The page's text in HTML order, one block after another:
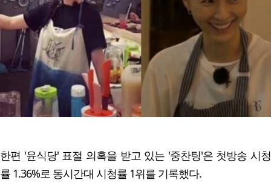
한편 '윤식당' 표절 의혹을 받고 있는 '중찬팅'은 첫방송 시청
률 1.36%로 동시간대 시청률 1위를 기록했다.